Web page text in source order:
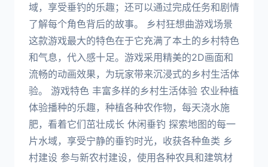
域，享受垂钓的乐趣；还可以通过完成任务和剧情
了解每个角色背后的故事。 乡村狂想曲游戏场景
这款游戏最大的特色在于它充满了本土的乡村特色
和气息，代入感十足。游戏采用精美的2D画面和
流畅的动画效果，为玩家带来沉浸式的乡村生活体
验。 游戏特色 丰富多样的乡村生活体验 农业种植
体验播种的乐趣，种植各种农作物，每天浇水施
肥，看着它们茁壮成长 休闲垂钓 探索地图的每一
片水域，享受宁静的垂钓时光，收获各种鱼类 乡
村建设 参与新农村建设，使用各种农具和建筑材